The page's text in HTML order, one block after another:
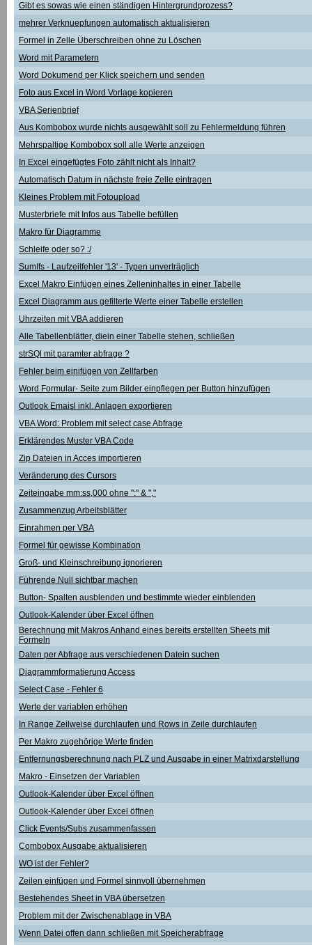
Gibt es sowas wie einen ständigen Hintergrundprozess?
mehrer Verknuepfungen automatisch aktualisieren
Formel in Zelle Überschreiben ohne zu Löschen
Word mit Parametern
Word Dokumend per Klick speichern und senden
Foto aus Excel in Word Vorlage kopieren
VBA Serienbrief
Aus Kombobox wurde nichts ausgewählt soll zu Fehlermeldung führen
Mehrspaltige Kombobox soll alle Werte anzeigen
In Excel eingefügtes Foto zählt nicht als Inhalt?
Automatisch Datum in nächste freie Zelle eintragen
Kleines Problem mit Fotoupload
Musterbriefe mit Infos aus Tabelle befüllen
Makro für Diagramme
Schleife oder so? :/
SumIfs - Laufzeitfehler '13' - Typen unverträglich
Excel Makro Einfügen eines Zelleninhaltes in einer Tabelle
Excel Diagramm aus gefilterte Werte einer Tabelle erstellen
Uhrzeiten mit VBA addieren
Alle Tabellenblätter, diein einer Tabelle stehen, schließen
strSQl mit paramter abfrage ?
Fehler beim einifügen von Zellfarben
Word Formular- Seite zum Bilder einpflegen per Button hinzufügen
Outlook Emaisl inkl. Anlagen exportieren
VBA Word: Problem mit select case Abfrage
Erklärendes Muster VBA Code
Zip Dateien in Acces importieren
Veränderung des Cursors
Zeiteingabe mm:ss,000 ohne ":" & ","
Zusammenzug Arbeitsblätter
Einrahmen per VBA
Formel für gewisse Kombination
Groß- und Kleinschreibung ignorieren
Führende Null sichtbar machen
Button- Spalten ausblenden und bestimmte wieder einblenden
Outlook-Kalender über Excel öffnen
Berechnung mit Makros Anhand eines bereits erstellten Sheets mit
Formeln
Daten per Abfrage aus verschiedenen Datein suchen
Diagrammformatierung Access
Select Case - Fehler 6
Werte der variablen erhöhen
In Range Zeilweise durchlaufen und Rows in Zeile durchlaufen
Per Makro zugehörige Werte finden
Entfernungsberechnung nach PLZ und Ausgabe in einer Matrixdarstellung
Makro - Einsetzen der Variablen
Outlook-Kalender über Excel öffnen
Outlook-Kalender über Excel öffnen
Click Events/Subs zusammenfassen
Combobox Ausgabe aktualisieren
WO ist der Fehler?
Zeilen einfügen und Formel sinnvoll übernehmen
Bestehendes Sheet in VBA übersetzen
Problem mit der Zwischenablage in VBA
Wenn Datei offen dann schließen mit Speicherabfrage